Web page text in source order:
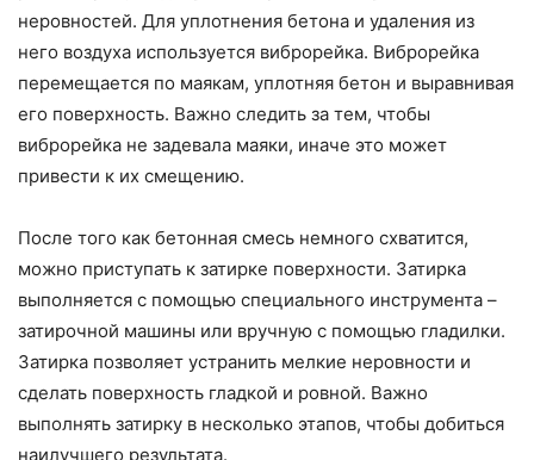
неровностей. Для уплотнения бетона и удаления из
него воздуха используется виброрейка. Виброрейка
перемещается по маякам, уплотняя бетон и выравнивая
его поверхность. Важно следить за тем, чтобы
виброрейка не задевала маяки, иначе это может
привести к их смещению.
После того как бетонная смесь немного схватится,
можно приступать к затирке поверхности. Затирка
выполняется с помощью специального инструмента –
затирочной машины или вручную с помощью гладилки.
Затирка позволяет устранить мелкие неровности и
сделать поверхность гладкой и ровной. Важно
выполнять затирку в несколько этапов, чтобы добиться
наилучшего результата.